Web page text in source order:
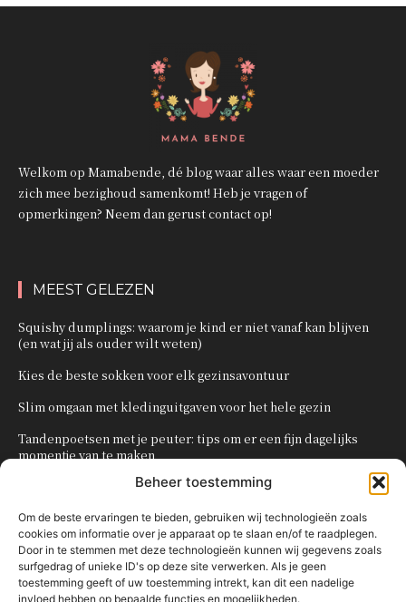
Beheer toestemming
Om de beste ervaringen te bieden, gebruiken wij technologieën zoals
cookies om informatie over je apparaat op te slaan en/of te raadplegen.
Door in te stemmen met deze technologieën kunnen wij gegevens zoals
surfgedrag of unieke ID's op deze site verwerken. Als je geen
toestemming geeft of uw toestemming intrekt, kan dit een nadelige
invloed hebben op bepaalde functies en mogelijkheden.
Welkom op Mamabende, dé blog waar alles waar een moeder
zich mee bezighoud samenkomt! Heb je vragen of
opmerkingen? Neem dan gerust contact op!
MEEST GELEZEN
Squishy dumplings: waarom je kind er niet vanaf kan blijven
(en wat jij als ouder wilt weten)
Kies de beste sokken voor elk gezinsavontuur
Slim omgaan met kledinguitgaven voor het hele gezin
Tandenpoetsen met je peuter: tips om er een fijn dagelijks
momentje van te maken
Zo organiseer je een onvergetelijk kinderfeestje
POPULAIRE CATEGORIEËN
OVERIG